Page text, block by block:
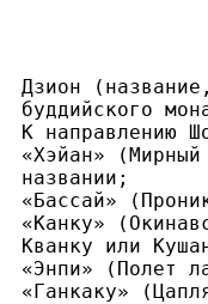
Дзион
буддийского
К направлению
«Хэйан»
названии;
«Бассай»
«Канку»
Кванку или
«Энпи» (Полет
«Ганкаку»